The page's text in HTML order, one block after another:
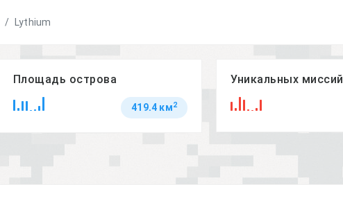
Lythium
Площадь острова
419.4 км2
Уникальных миссий